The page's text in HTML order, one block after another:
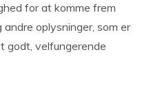
for at komme frem
oplysninger, som er
godt, velfungerende